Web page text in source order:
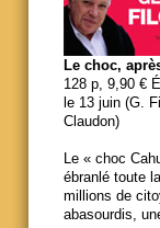
Le choc,
128 p, 9,90 €
le 13 juin (G.
Claudon)
Le « choc
ébranlé toute
millions de
abasourdis,